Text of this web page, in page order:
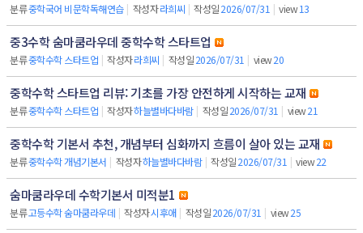
분류중학국어 비문학독해연습 | 작성자라희씨 | 작성일2026/07/31 | view13
중3수학 숨마쿰라우데 중학수학 스타트업
분류중학수학 스타트업 | 작성자라희씨 | 작성일2026/07/31 | view20
중학수학 스타트업 리뷰: 기초를 가장 안전하게 시작하는 교재
분류중학수학 스타트업 | 작성자하늘별바다바람 | 작성일2026/07/31 | view21
중학수학 기본서 추천, 개념부터 심화까지 흐름이 살아 있는 교재
분류중학수학 개념기본서 | 작성자하늘별바다바람 | 작성일2026/07/31 | view22
숨마쿰라우데 수학기본서 미적분1
분류고등수학 숨마쿰라우데 | 작성자시후애 | 작성일2026/07/31 | view25